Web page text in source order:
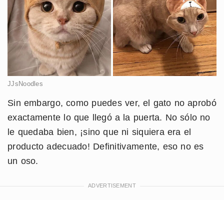
JJsNoodles
Sin embargo, como puedes ver, el gato no aprobó
exactamente lo que llegó a la puerta. No sólo no
le quedaba bien, ¡sino que ni siquiera era el
producto adecuado! Definitivamente, eso no es
un oso.